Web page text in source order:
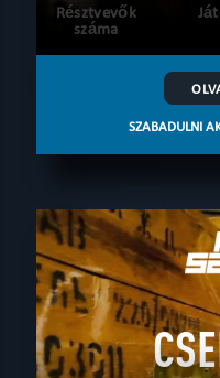
Résztvevők
száma
SZABADULNI